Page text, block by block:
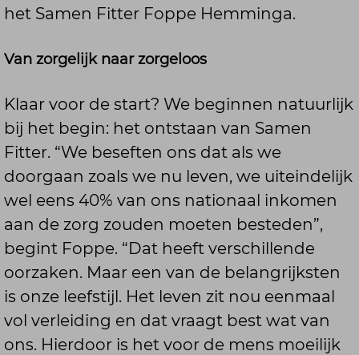
het Samen Fitter Foppe Hemminga.
Van zorgelijk naar zorgeloos
Klaar voor de start? We beginnen natuurlijk
bij het begin: het ontstaan van Samen
Fitter. “We beseften ons dat als we
doorgaan zoals we nu leven, we uiteindelijk
wel eens 40% van ons nationaal inkomen
aan de zorg zouden moeten besteden”,
begint Foppe. “Dat heeft verschillende
oorzaken. Maar een van de belangrijksten
is onze leefstijl. Het leven zit nou eenmaal
vol verleiding en dat vraagt best wat van
ons. Hierdoor is het voor de mens moeilijk